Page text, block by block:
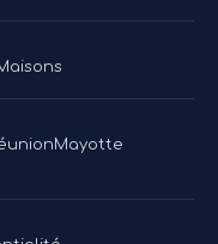
Mayotte